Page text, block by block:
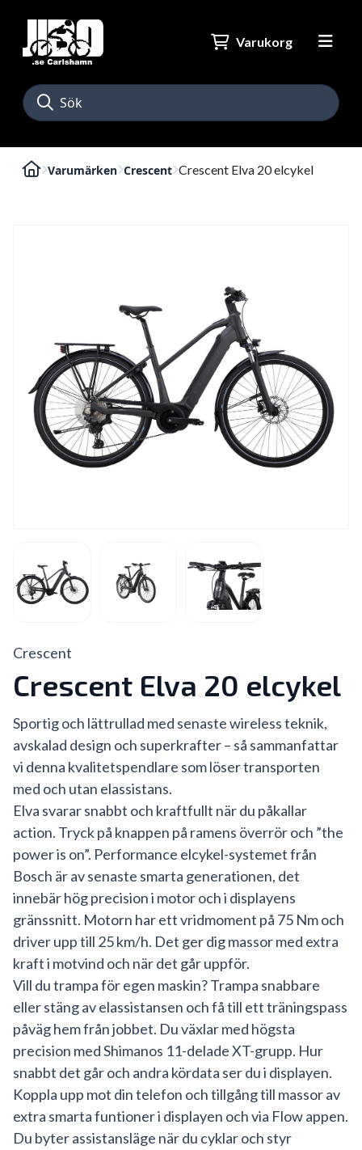
Varukorg
Varumärken Crescent Crescent Elva 20 elcykel
Crescent
Crescent Elva 20 elcykel
Sportig och lättrullad med senaste wireless teknik,
avskalad design och superkrafter – så sammanfattar
vi denna kvalitetspendlare som löser transporten
med och utan elassistans.
Elva svarar snabbt och kraftfullt när du påkallar
action. Tryck på knappen på ramens överrör och ”the
power is on”. Performance elcykel-systemet från
Bosch är av senaste smarta generationen, det
innebär hög precision i motor och i displayens
gränssnitt. Motorn har ett vridmoment på 75 Nm och
driver upp till 25 km/h. Det ger dig massor med extra
kraft i motvind och när det går uppför.
Vill du trampa för egen maskin? Trampa snabbare
eller stäng av elassistansen och få till ett träningspass
påväg hem från jobbet. Du växlar med högsta
precision med Shimanos 11-delade XT-grupp. Hur
snabbt det går och andra kördata ser du i displayen.
Koppla upp mot din telefon och tillgång till massor av
extra smarta funtioner i displayen och via Flow appen.
Du byter assistansläge när du cyklar och styr